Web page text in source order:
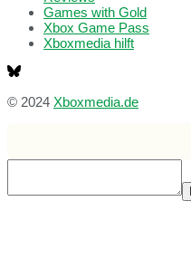
Games with Gold
Xbox Game Pass
Xboxmedia hilft
© 2024 Xboxmedia.de